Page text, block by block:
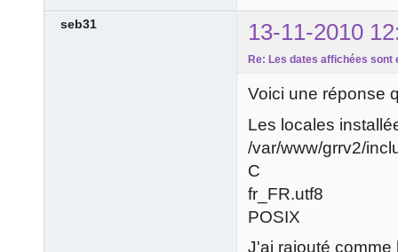
seb31 13-11-2010
Re: Les dates affichées sont
Voici une réponse
Les locales
/var/www/grrv2/
C
fr_FR.utf8
POSIX
J'ai rajouté